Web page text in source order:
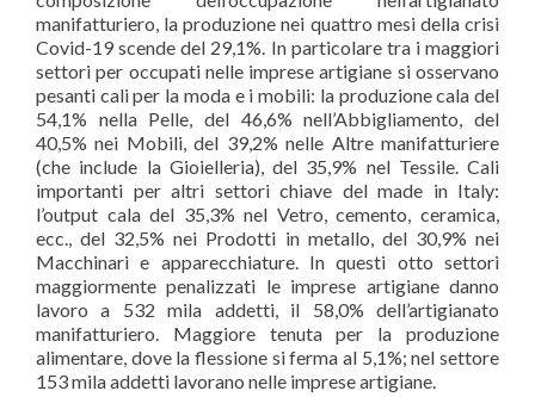
manifatturiero, la produzione nei quattro mesi della crisi
Covid-19 scende del 29,1%. In particolare tra i maggiori
settori per occupati nelle imprese artigiane si osservano
pesanti cali per la moda e i mobili: la produzione cala del
54,1% nella Pelle, del 46,6% nell’Abbigliamento, del
40,5% nei Mobili, del 39,2% nelle Altre manifatturiere
(che include la Gioielleria), del 35,9% nel Tessile. Cali
importanti per altri settori chiave del made in Italy:
l’output cala del 35,3% nel Vetro, cemento, ceramica,
ecc., del 32,5% nei Prodotti in metallo, del 30,9% nei
Macchinari e apparecchiature. In questi otto settori
maggiormente penalizzati le imprese artigiane danno
lavoro a 532 mila addetti, il 58,0% dell’artigianato
manifatturiero. Maggiore tenuta per la produzione
alimentare, dove la flessione si ferma al 5,1%; nel settore
153 mila addetti lavorano nelle imprese artigiane.